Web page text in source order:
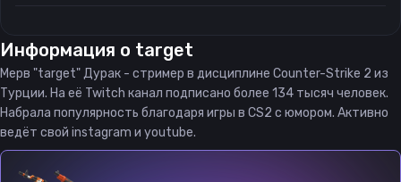
Информация о target
Мерв "target" Дурак - стример в дисциплине Counter-Strike 2 из
Турции. На её Twitch канал подписано более 134 тысяч человек.
Набрала популярность благодаря игры в CS2 с юмором. Активно
ведёт свой instagram и youtube.